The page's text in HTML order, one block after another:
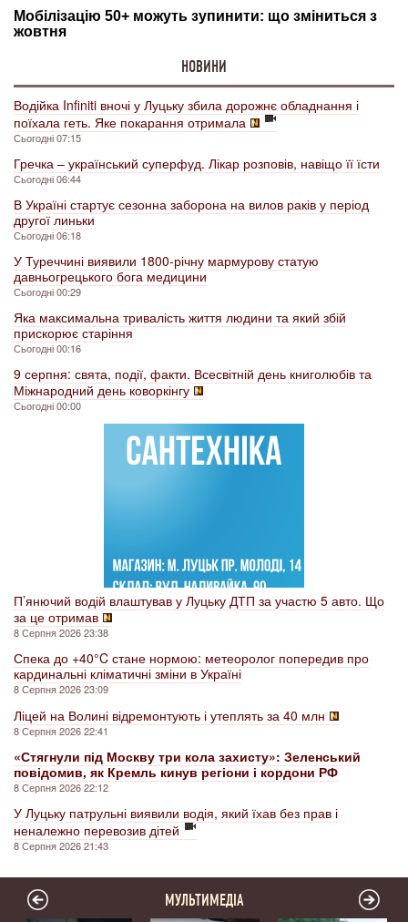
НОВИНИ
Водійка Infiniti вночі у Луцьку збила дорожнє обладнання і
поїхала геть. Яке покарання отримала
Сьогодні 07:15
Гречка – український суперфуд. Лікар розповів, навіщо її їсти
Сьогодні 06:44
В Україні стартує сезонна заборона на вилов раків у період
другої линьки
Сьогодні 06:18
У Туреччині виявили 1800-річну мармурову статую
давньогрецького бога медицини
Сьогодні 00:29
Яка максимальна тривалість життя людини та який збій
прискорює старіння
Сьогодні 00:16
9 серпня: свята, події, факти. Всесвітній день книголюбів та
Міжнародний день коворкінгу
Сьогодні 00:00
П’янючий водій влаштував у Луцьку ДТП за участю 5 авто. Що
за це отримав
8 Серпня 2026 23:38
Спека до +40°C стане нормою: метеоролог попередив про
кардинальні кліматичні зміни в Україні
8 Серпня 2026 23:09
Ліцей на Волині відремонтують і утеплять за 40 млн
8 Серпня 2026 22:41
«Стягнули під Москву три кола захисту»: Зеленський
повідомив, як Кремль кинув регіони і кордони РФ
8 Серпня 2026 22:12
У Луцьку патрульні виявили водія, який їхав без прав і
неналежно перевозив дітей
8 Серпня 2026 21:43
МУЛЬТИМЕДІА